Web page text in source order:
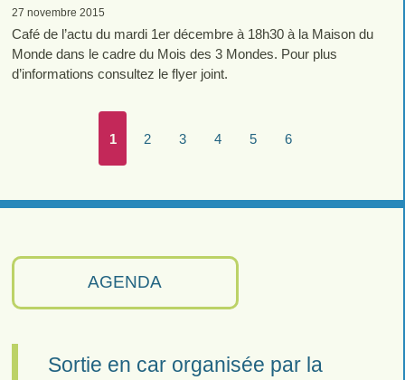
AGENDA
Sortie en car organisée par la
27 novembre 2015
Café de l’actu du mardi 1er décembre à 18h30 à la Maison du
Monde dans le cadre du Mois des 3 Mondes. Pour plus
d’informations consultez le flyer joint.
1 2 3 4 5 6